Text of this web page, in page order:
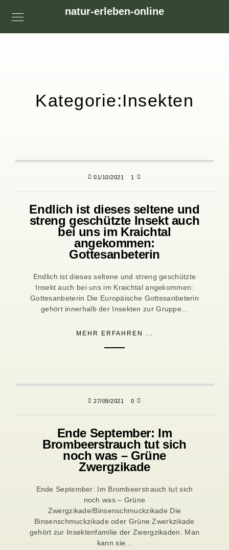
natur-erleben-online
Kategorie:Insekten
01/10/2021 1
Endlich ist dieses seltene und
streng geschützte Insekt auch
bei uns im Kraichtal
angekommen:
Gottesanbeterin
Endlich ist dieses seltene und streng geschützte
Insekt auch bei uns im Kraichtal angekommen:
Gottesanbeterin Die Europäische Gottesanbeterin
gehört innerhalb der Insekten zur Gruppe...
MEHR ERFAHREN ...
27/09/2021 0
Ende September: Im
Brombeerstrauch tut sich
noch was – Grüne
Zwergzikade
Ende September: Im Brombeerstrauch tut sich
noch was – Grüne
Zwergzikade/Binsenschmuckzikade Die
Binsenschmuckzikade oder Grüne Zwerkzikade
gehört zur Insektenfamilie der Zwergzikaden. Man
kann sie...